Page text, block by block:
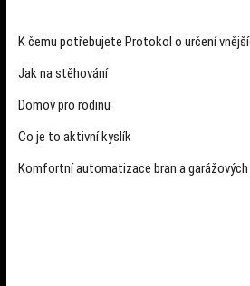
K čemu potřebujete Protokol o určení
Jak na stěhování
Domov pro rodinu
Co je to aktivní kyslík
Komfortní automatizace bran a